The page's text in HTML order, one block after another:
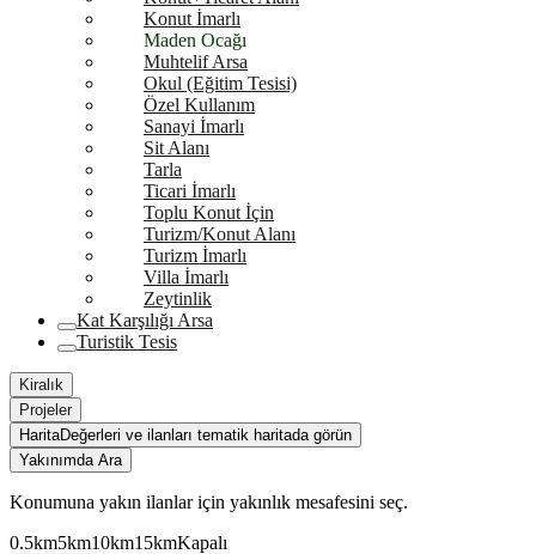
Konut İmarlı
Maden Ocağı
Muhtelif Arsa
Okul (Eğitim Tesisi)
Özel Kullanım
Sanayi İmarlı
Sit Alanı
Tarla
Ticari İmarlı
Toplu Konut İçin
Turizm/Konut Alanı
Turizm İmarlı
Villa İmarlı
Zeytinlik
Kat Karşılığı Arsa
Turistik Tesis
Kiralık
Projeler
HaritaDeğerleri ve ilanları tematik haritada görün
Yakınımda Ara
Konumuna yakın ilanlar için yakınlık mesafesini seç.
0.5km5km10km15kmKapalı